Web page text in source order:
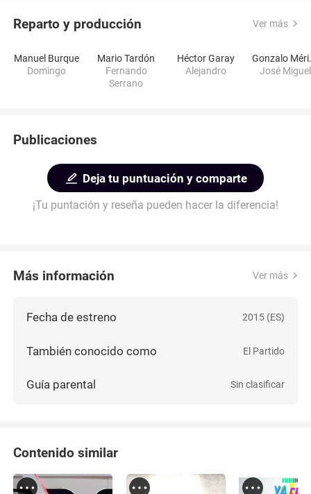
Reparto y producción Ver más
Manuel Burque
Domingo
Mario Tardón
Fernando
Serrano
Héctor Garay
Alejandro
José Miguel
Publicaciones
Deja tu puntuación y comparte
¡Tu puntación y reseña pueden hacer la diferencia!
Más información Ver más
Fecha de estreno 2015 (ES)
También conocido como El Partido
Guía parental Sin clasificar
Contenido similar